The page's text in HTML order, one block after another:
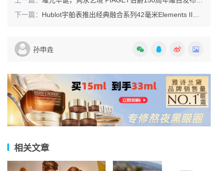
下一篇： Hublot宇舶表推出经典融合系列42毫米Elements II腕表
孙申垚
相关文章